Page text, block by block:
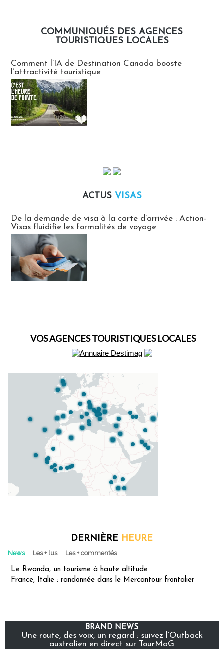
COMMUNIQUÉS DES AGENCES
TOURISTIQUES LOCALES
Comment l’IA de Destination Canada booste
l’attractivité touristique
ACTUS VISAS
De la demande de visa à la carte d’arrivée : Action-
Visas fluidifie les formalités de voyage
VOS AGENCES TOURISTIQUES LOCALES
DERNIÈRE HEURE
News Les + lus Les + commentés
Le Rwanda, un tourisme à haute altitude
France, Italie : randonnée dans le Mercantour frontalier
BRAND NEWS
Une route, des voix, un regard : suivez l’Outback
australien en direct sur TourMaG